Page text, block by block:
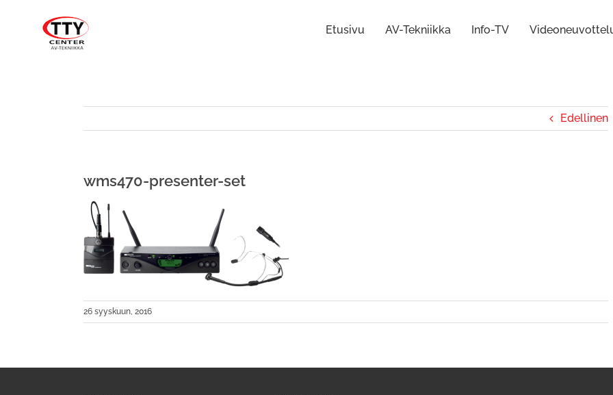
Etusivu AV-Tekniikka Info-TV
Edellinen
wms470-presenter-set
26 syyskuun, 2016